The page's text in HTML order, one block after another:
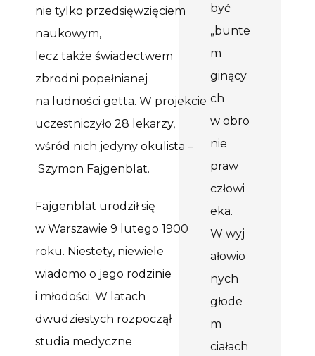
nie tylko przedsięwzięciem
naukowym,
lecz także świadectwem
zbrodni popełnianej
na ludności getta. W projekcie
uczestniczyło 28 lekarzy,
wśród nich jedyny o kulista –
Szymon Fajgenblat.
Fajgenblat urodził się
w Warszawie 9 lutego 1900
roku. Niestety, niewiele
wiadomo o jego rodzinie
i młodości. W latach
dwudziestych rozpoczął
studia medyczne
być
„bunte
m
ginący
ch
w obro
nie
praw
człowi
eka.
W wyj
ałowio
nych
głode
m
ciałach